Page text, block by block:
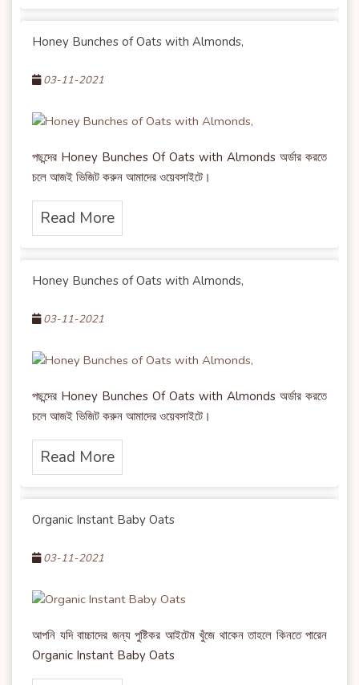
Honey Bunches of Oats with Almonds,
03-11-2021
পছন্দের Honey Bunches Of Oats with Almonds অর্ডার করতে
চলে আজই ভিজিট করুন আমাদের ওয়েবসাইটে।
Read More
Honey Bunches of Oats with Almonds,
03-11-2021
পছন্দের Honey Bunches Of Oats with Almonds অর্ডার করতে
চলে আজই ভিজিট করুন আমাদের ওয়েবসাইটে।
Read More
Organic Instant Baby Oats
03-11-2021
আপনি যদি বাচ্চাদের জন্য পুষ্টিকর আইটেম খুঁজে থাকেন তাহলে কিনতে পারেন
Organic Instant Baby Oats